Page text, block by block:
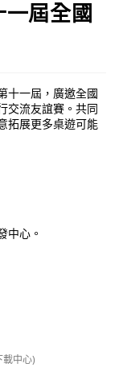
屆全國
十一屆，廣邀全國
交流友誼賽。共同
拓展更多桌遊可能
中心。
載中心)